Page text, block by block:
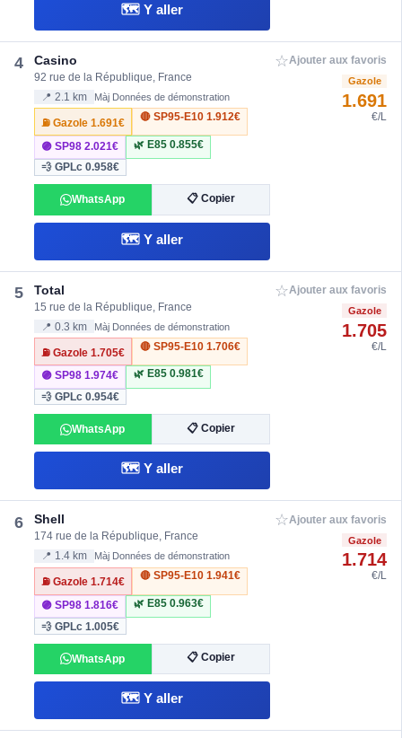
🗺️ Y aller
4 Casino
92 rue de la République, France
📍 2.1 km Màj Données de démonstration
⛽ Gazole1.691€
🔴 SP95-E10 1.912€
🟣 SP982.021€ 🌿 E85 0.855€
💨 GPLc0.958€
WhatsApp 📋 Copier
🗺️ Y aller
☆Ajouter aux favoris
Gazole
1.691
€/L
5 Total
15 rue de la République, France
📍 0.3 km Màj Données de démonstration
⛽ Gazole1.705€
🔴 SP95-E10 1.706€
🟣 SP981.974€ 🌿 E85 0.981€
💨 GPLc0.954€
WhatsApp 📋 Copier
🗺️ Y aller
☆Ajouter aux favoris
Gazole
1.705
€/L
6 Shell
174 rue de la République, France
📍 1.4 km Màj Données de démonstration
⛽ Gazole1.714€
🔴 SP95-E10 1.941€
🟣 SP981.816€ 🌿 E85 0.963€
💨 GPLc1.005€
WhatsApp 📋 Copier
🗺️ Y aller
☆Ajouter aux favoris
Gazole
1.714
€/L